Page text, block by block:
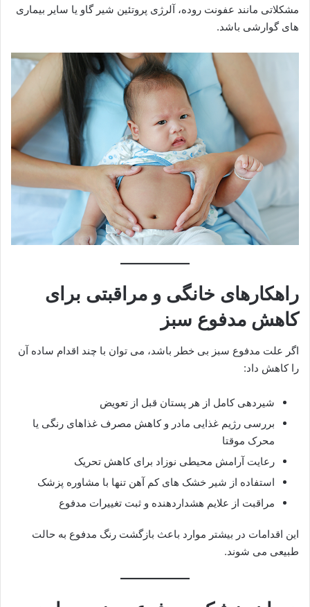
مشکلاتی مانند عفونت روده، آلرژی پروتئین شیر گاو یا سایر بیماری
های گوارشی باشد.
راهکارهای خانگی و مراقبتی برای
کاهش مدفوع سبز
اگر علت مدفوع سبز بی خطر باشد، می توان با چند اقدام ساده آن
را کاهش داد:
شیردهی کامل از هر پستان قبل از تعویض
بررسی رژیم غذایی مادر و کاهش مصرف غذاهای رنگی یا
محرک موقتا
رعایت آرامش محیطی نوزاد برای کاهش تحریک
استفاده از شیر خشک های کم آهن تنها با مشاوره پزشک
مراقبت از علایم هشداردهنده و ثبت تغییرات مدفوع
این اقدامات در بیشتر موارد باعث بازگشت رنگ مدفوع به حالت
طبیعی می شوند.